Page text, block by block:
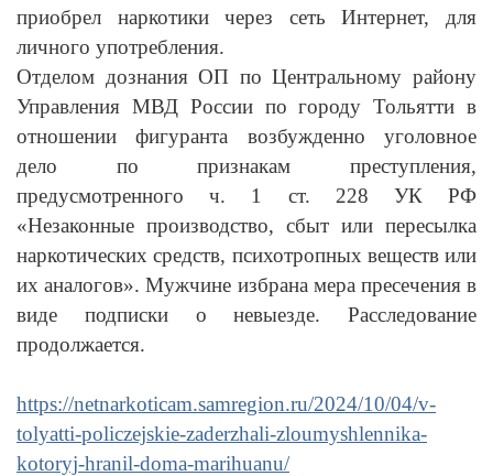
приобрел наркотики через сеть Интернет, для
личного употребления.
Отделом дознания ОП по Центральному району
Управления МВД России по городу Тольятти в
отношении фигуранта возбужденно уголовное
дело по признакам преступления,
предусмотренного ч. 1 ст. 228 УК РФ
«Незаконные производство, сбыт или пересылка
наркотических средств, психотропных веществ или
их аналогов». Мужчине избрана мера пресечения в
виде подписки о невыезде. Расследование
продолжается.
https://netnarkoticam.samregion.ru/2024/10/04/v-
tolyatti-policzejskie-zaderzhali-zloumyshlennika-
kotoryj-hranil-doma-marihuanu/